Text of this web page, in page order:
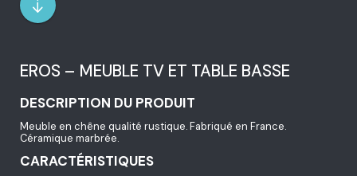
EROS – MEUBLE TV ET TABLE BASSE
DESCRIPTION DU PRODUIT
Meuble en chêne qualité rustique. Fabriqué en France.
Céramique marbrée.
CARACTÉRISTIQUES